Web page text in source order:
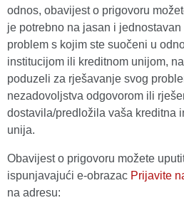
odnos, obavijest o prigovoru
je potrebno na jasan i
problem s kojim ste suočeni u
institucijom ili kreditnom unijom,
poduzeli za rješavanje svog
nezadovoljstva odgovorom ili
dostavila/predložila vaša kreditna
unija.
Obavijest o prigovoru možete
ispunjavajući e-obrazac Prijavite
na adresu: